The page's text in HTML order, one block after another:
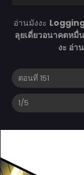
อ่านมังงะ
ลุยเดี่ยวอนาคตหมื่
งะ อ่า